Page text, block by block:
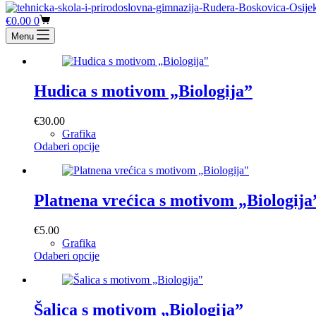
Košarica
€0.00 0
Menu
Hudica s motivom „Biologija”
€30.00
Grafika
Odaberi opcijeOvaj
ima
varijanti.
Opcije
na
proizvoda
Platnena vrećica s motivom
€5.00
Grafika
Odaberi opcijeOvaj
ima
varijanti.
Šalica s motivom „Biologija”